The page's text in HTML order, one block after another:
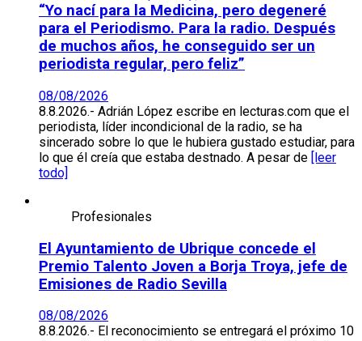
“Yo nací para la Medicina, pero degeneré
para el Periodismo. Para la radio. Después
de muchos años, he conseguido ser un
periodista regular, pero feliz”
08/08/2026
8.8.2026.- Adrián López escribe en lecturas.com que el
periodista, líder incondicional de la radio, se ha
sincerado sobre lo que le hubiera gustado estudiar, para
lo que él creía que estaba destnado. A pesar de [leer
todo]
Profesionales
El Ayuntamiento de Ubrique concede el
Premio Talento Joven a Borja Troya, jefe de
Emisiones de Radio Sevilla
08/08/2026
8.8.2026.- El reconocimiento se entregará el próximo 10